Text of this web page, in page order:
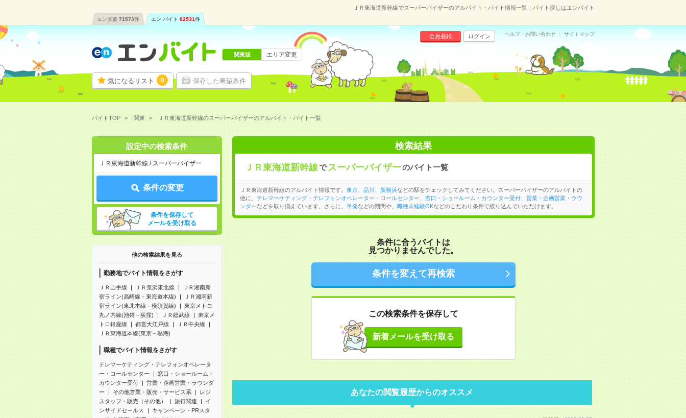
ＪＲ東海道新幹線でスーパーバイザーのアルバイト・バイト情報一覧｜バイト探しはエンバイト
エン派遣 71573件 エン バイト 82531件
気になるリスト 0 保存した希望条件
会員登録 ログイン ヘルプ・お問い合わせ サイトマップ
関東版 エリア変更
バイトTOP 関東 ＪＲ東海道新幹線のスーパーバイザーのアルバイト・バイト一覧
設定中の検索条件
ＪＲ東海道新幹線 / スーパーバイザー
条件の変更
条件を保存して
メールを受け取る
他の検索結果を見る
勤務地でバイト情報をさがす
ＪＲ山手線 ＪＲ京浜東北線
ＪＲ湘南新
宿ライン(高崎線－東海道本線)
ＪＲ湘南新
宿ライン(東北本線－横須賀線)
東京メトロ
丸ノ内線(池袋－荻窪)
ＪＲ総武線
東京メ
トロ銀座線
都営大江戸線
ＪＲ中央線
ＪＲ東海道本線(東京－熱海)
職種でバイト情報をさがす
テレマーケティング・テレフォンオペレータ
ー・コールセンター
窓口・ショールーム・
カウンター受付
営業・企画営業・ラウンダ
ー
その他営業・販売・サービス系
レジ
スタッフ・販売（その他）
旅行関連
イ
ンサイドセールス
キャンペーン・PRスタ
検索結果
ＪＲ東海道新幹線で スーパーバイザーのバイト一覧
ＪＲ東海道新幹線のアルバイト情報です。 東京、 品川 新横浜などの駅をチェックしてみてください。スーパーバイザーのアルバイトの
他に、 テレマーケティング・テレフォンオペレーター・コールセンター 窓口・ショールーム・カウンター受付、 営業・企画営業・ラウ
ンダーなどを取り揃えています。さらに、 単発などの期間や、 職種未経験OKなどのこだわり条件で絞り込んでいただけます。
条件に合うバイトは
見つかりませんでした。
条件を変えて再検索
この検索条件を保存して
新着メールを受け取る
あなたの閲覧履歴からのオススメ